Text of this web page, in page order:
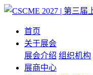
首页
关于展会
展会介绍 组织机构
展商中心